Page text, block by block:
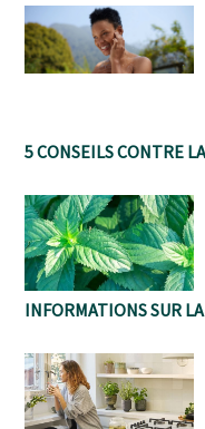
5 CONSEILS CONTRE
INFORMATIONS SUR